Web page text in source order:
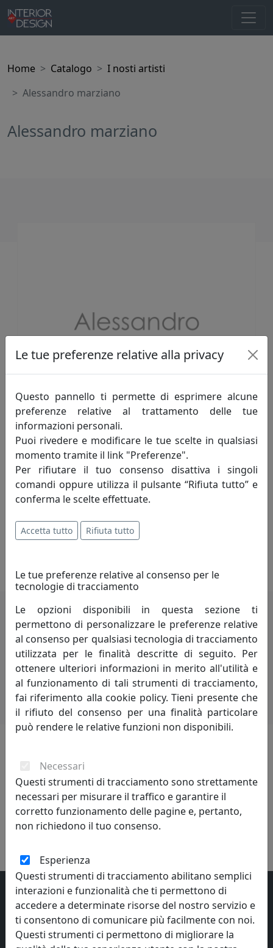
Home Catalogo
I nosti artisti
Alessandro marziano
Alessandro marziano
offerte suddivise per categoria
stai cercando qualcosa di specifico?
trovala subitocliccando sulla categoria
desiderata
i più visitati
scopri iprodottiche hanno riscosso
maggior interesse
gallery
raccolta di immagini
Le tue preferenze relative alla privacy
Questo pannello ti permette di esprimere alcune
preferenze relative al trattamento delle tue
informazioni personali.
Puoi rivedere e modificare le tue scelte in qualsiasi
momento tramite il link "Preferenze".
Per rifiutare il tuo consenso disattiva i singoli
comandi oppure utilizza il pulsante “Rifiuta tutto” e
conferma le scelte effettuate.
Accetta tutto Rifiuta tutto
Le tue preferenze relative al consenso per le
tecnologie di tracciamento
Le opzioni disponibili in questa sezione ti
permettono di personalizzare le preferenze relative
al consenso per qualsiasi tecnologia di tracciamento
utilizzata per le finalità descritte di seguito. Per
ottenere ulteriori informazioni in merito all'utilità e
al funzionamento di tali strumenti di tracciamento,
fai riferimento alla cookie policy. Tieni presente che
il rifiuto del consenso per una finalità particolare
può rendere le relative funzioni non disponibili.
Necessari
Questi strumenti di tracciamento sono strettamente
necessari per misurare il traffico e garantire il
corretto funzionamento delle pagine e, pertanto,
non richiedono il tuo consenso.
Esperienza
Questi strumenti di tracciamento abilitano semplici
interazioni e funzionalità che ti permettono di
accedere a determinate risorse del nostro servizio e
ti consentono di comunicare più facilmente con noi.
Questi strumenti ci permettono di migliorare la